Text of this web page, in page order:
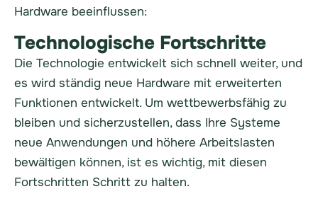
Hardware beeinflussen:
Technologische Fortschritte
Die Technologie entwickelt sich schnell weiter, und
es wird ständig neue Hardware mit erweiterten
Funktionen entwickelt. Um wettbewerbsfähig zu
bleiben und sicherzustellen, dass Ihre Systeme
neue Anwendungen und höhere Arbeitslasten
bewältigen können, ist es wichtig, mit diesen
Fortschritten Schritt zu halten.